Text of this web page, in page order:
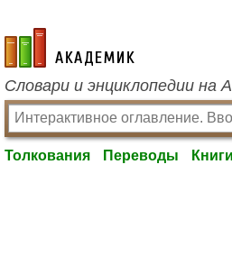
academic.ru
Словари и энциклопедии на
Толкования Переводы Книги